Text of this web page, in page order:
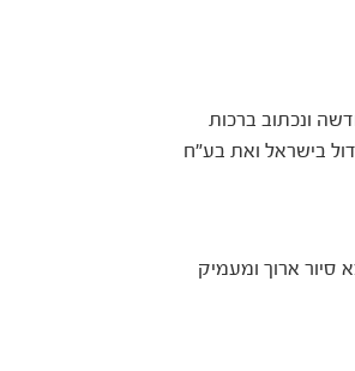
ונכתוב ברכות
בישראל ואת בע"ח
שלישי, 9-11.9, בשעות 10:00, 12:00 ו-14:00 (בשעה 10:00 יצא סיור ארוך ומעמיק